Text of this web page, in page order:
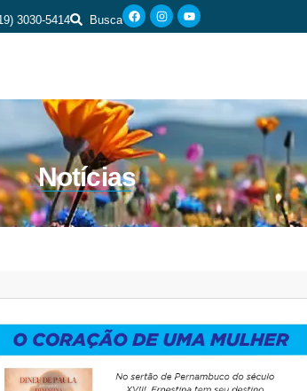
3030-5414 Busca
Notícias